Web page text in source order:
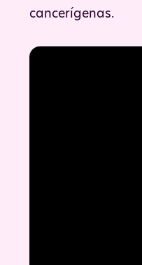
cancerígenas.